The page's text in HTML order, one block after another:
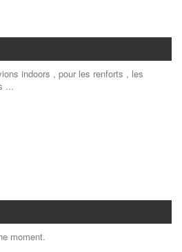
indoors , pour les renforts , les
...
moment.